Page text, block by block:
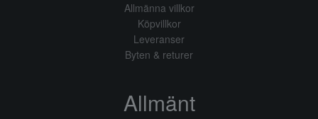
Allmänna villkor
Köpvillkor
Leveranser
Byten & returer
Allmänt